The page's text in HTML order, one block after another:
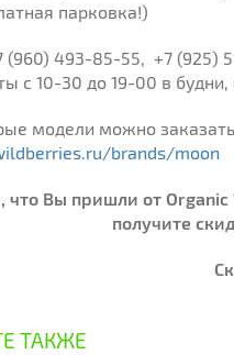
парковка!)
(960) 493-85-55, +7 (925)
с 10-30 до 19-00 в
модели можно
brands/moon
что Вы пришли от
получите
ТАКЖЕ